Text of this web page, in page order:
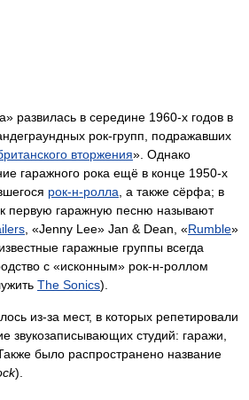
развилась в середине 1960-х годов в
рок-групп, подражавших
вторжения». Однако
гаражного рока ещё в конце 1950-х
рок-н-ролла, а также сёрфа; в
первую гаражную песню называют
, «Jenny Lee» Jan & Dean, «Rumble»
гаражные группы всегда
с «исконным» рок-н-роллом
The Sonics).
из-за мест, в которых репетировали
звукозаписывающих студий: гаражи,
было распространено название
).